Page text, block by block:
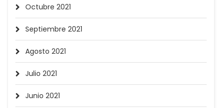
Octubre 2021
Septiembre 2021
Agosto 2021
Julio 2021
Junio 2021